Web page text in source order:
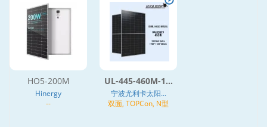
HO5-200M
Hinergy
--
UL-445-460M-1...
宁波尤利卡太阳...
双面, TOPCon, N型